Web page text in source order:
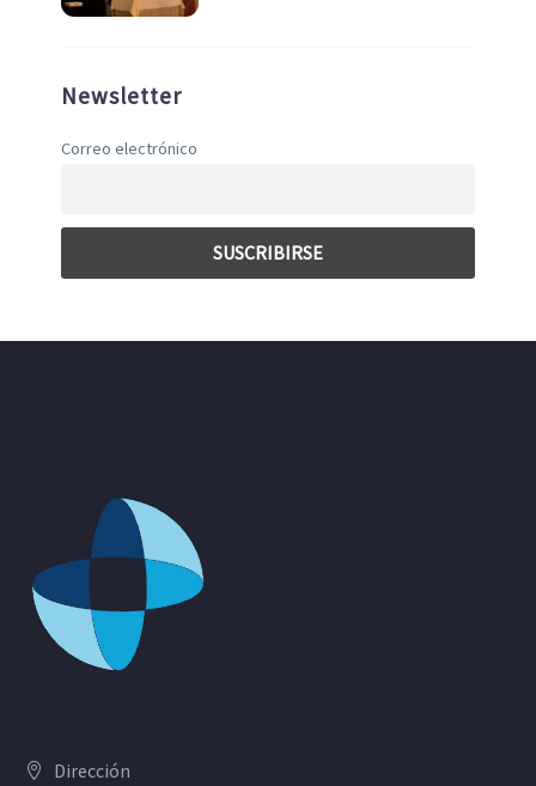
Newsletter
Correo electrónico
Dirección